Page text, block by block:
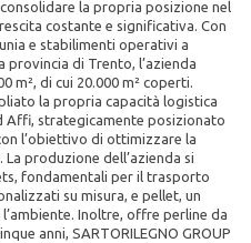
consolidare la propria posizione nel
costante e significativa. Con
e stabilimenti operativi a
provincia di Trento, l’azienda
m², di cui 20.000 m² coperti.
la propria capacità logistica
Affi, strategicamente posizionato
l’obiettivo di ottimizzare la
produzione dell’azienda si
fondamentali per il trasporto
su misura, e pellet, un
Inoltre, offre perline da
anni, SARTORILEGNO GROUP
diverse, oppure
dai boschi del Trentino
15 FAO - trattameno di